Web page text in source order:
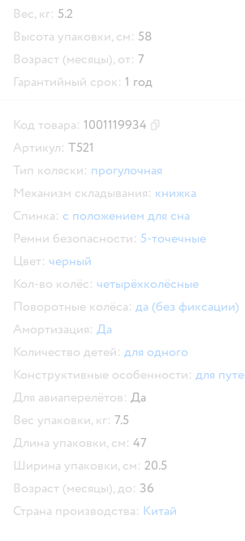
Вес, кг: 5.2
Высота упаковки, см: 58
Возраст (месяцы), от: 7
Гарантийный срок: 1 год
Код товара: 1001119934
Артикул: T521
Тип коляски: прогулочная
Механизм складывания: книжка
Спинка: с положением для сна
Ремни безопасности: 5-точечные
Цвет: черный
Кол-во колёс: четырёхколёсные
Поворотные колёса: да (без фиксации)
Амортизация: Да
Количество детей: для одного
Конструктивные особенности: для
Для авиаперелётов: Да
Вес упаковки, кг: 7.5
Длина упаковки, см: 47
Ширина упаковки, см: 20.5
Возраст (месяцы), до: 36
Страна производства: Китай